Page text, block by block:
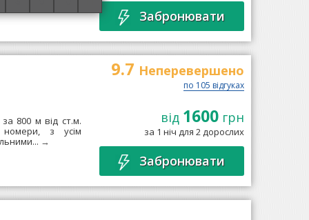
Забронювати
800 м від ст.м.
номери, з усім
→
9.7 Неперевершено
по 105 відгуках
від 1600грн
за 1 ніч для 2 дорослих
Забронювати